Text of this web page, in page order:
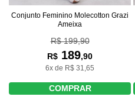
Conjunto Feminino Molecotton Grazi
Ameixa
R$ 199,90
R$ 189,90
6x de R$ 31,65
COMPRAR